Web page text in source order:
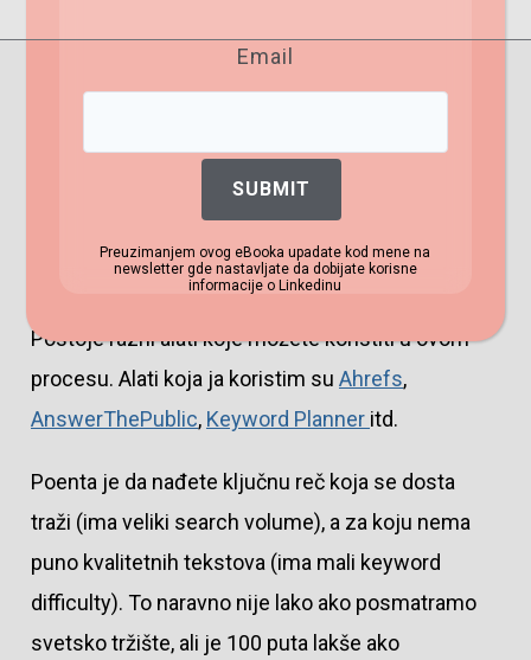
Ključne reči
U ovom tekstu se nisam pozabavila detaljnim
istraživanjem ključnih reči jer je na srpskom. Da
to bi obavezno prethodilo pisanju teksta.
Postoje razni alati koje možete koristiti u ovom
procesu. Alati koja ja koristim su Ahrefs,
AnswerThePublic, Keyword Planner itd.
Poenta je da nađete ključnu reč koja se dosta
traži (ima veliki search volume), a za koju nema
puno kvalitetnih tekstova (ima mali keyword
difficulty). To naravno nije lako ako posmatramo
svetsko tržište, ali je 100 puta lakše ako
Email
SUBMIT
Preuzimanjem ovog eBooka upadate kod mene na
newsletter gde nastavljate da dobijate korisne
informacije o Linkedinu